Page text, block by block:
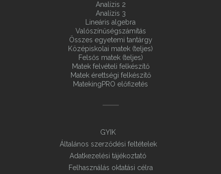
Analízis 2
Analízis 3
Lineáris algebra
Valószínűségszámítás
Összes egyetemi tantárgy
Középiskolai matek (teljes)
Felsős matek (teljes)
Matek felvételi felkészítő
Matek érettségi felkészítő
MatekingPRO előfizetés
GYIK
Általános szerződési feltételek
Adatkezelési tájékoztató
Felhasználás oktatási célra